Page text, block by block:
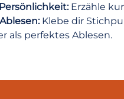
Erzähle
Klebe dir
als perfektes Ablesen.